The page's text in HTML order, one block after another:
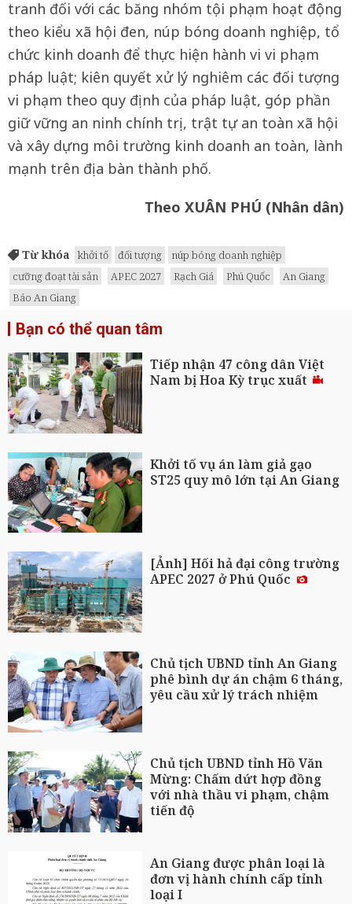
tranh đối với các băng nhóm tội phạm hoạt động
theo kiểu xã hội đen, núp bóng doanh nghiệp, tổ
chức kinh doanh để thực hiện hành vi vi phạm
pháp luật; kiên quyết xử lý nghiêm các đối tượng
vi phạm theo quy định của pháp luật, góp phần
giữ vững an ninh chính trị, trật tự an toàn xã hội
và xây dựng môi trường kinh doanh an toàn, lành
mạnh trên địa bàn thành phố.
Theo XUÂN PHÚ (Nhân dân)
Từ khóa khởi tố đối tượng
núp bóng doanh nghiệp
cưỡng đoạt tài sản
APEC 2027 Rạch Giá Phú Quốc
An Giang
Báo An Giang
Bạn có thể quan tâm
Tiếp nhận 47 công dân Việt
Nam bị Hoa Kỳ trục xuất
Khởi tố vụ án làm giả gạo
ST25 quy mô lớn tại An Giang
[Ảnh] Hối hả đại công trường
APEC 2027 ở Phú Quốc
Chủ tịch UBND tỉnh An Giang
phê bình dự án chậm 6 tháng,
yêu cầu xử lý trách nhiệm
Chủ tịch UBND tỉnh Hồ Văn
Mừng: Chấm dứt hợp đồng
với nhà thầu vi phạm, chậm
tiến độ
An Giang được phân loại là
đơn vị hành chính cấp tỉnh
loại I